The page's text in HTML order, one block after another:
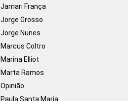
Jamari França
Jorge Grosso
Jorge Nunes
Marcus Coltro
Marina Elliot
Marta Ramos
Opinião
Paula Santa Maria